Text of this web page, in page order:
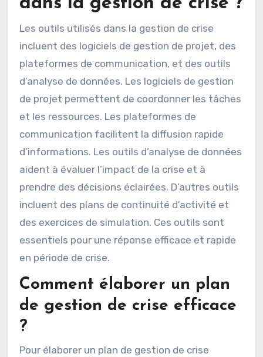
Les outils utilisés dans la gestion de crise
incluent des logiciels de gestion de projet, des
plateformes de communication, et des outils
d’analyse de données. Les logiciels de gestion
de projet permettent de coordonner les tâches
et les ressources. Les plateformes de
communication facilitent la diffusion rapide
d’informations. Les outils d’analyse de données
aident à évaluer l’impact de la crise et à
prendre des décisions éclairées. D’autres outils
incluent des plans de continuité d’activité et
des exercices de simulation. Ces outils sont
essentiels pour une réponse efficace et rapide
en période de crise.
Comment élaborer un plan
de gestion de crise efficace
?
Pour élaborer un plan de gestion de crise